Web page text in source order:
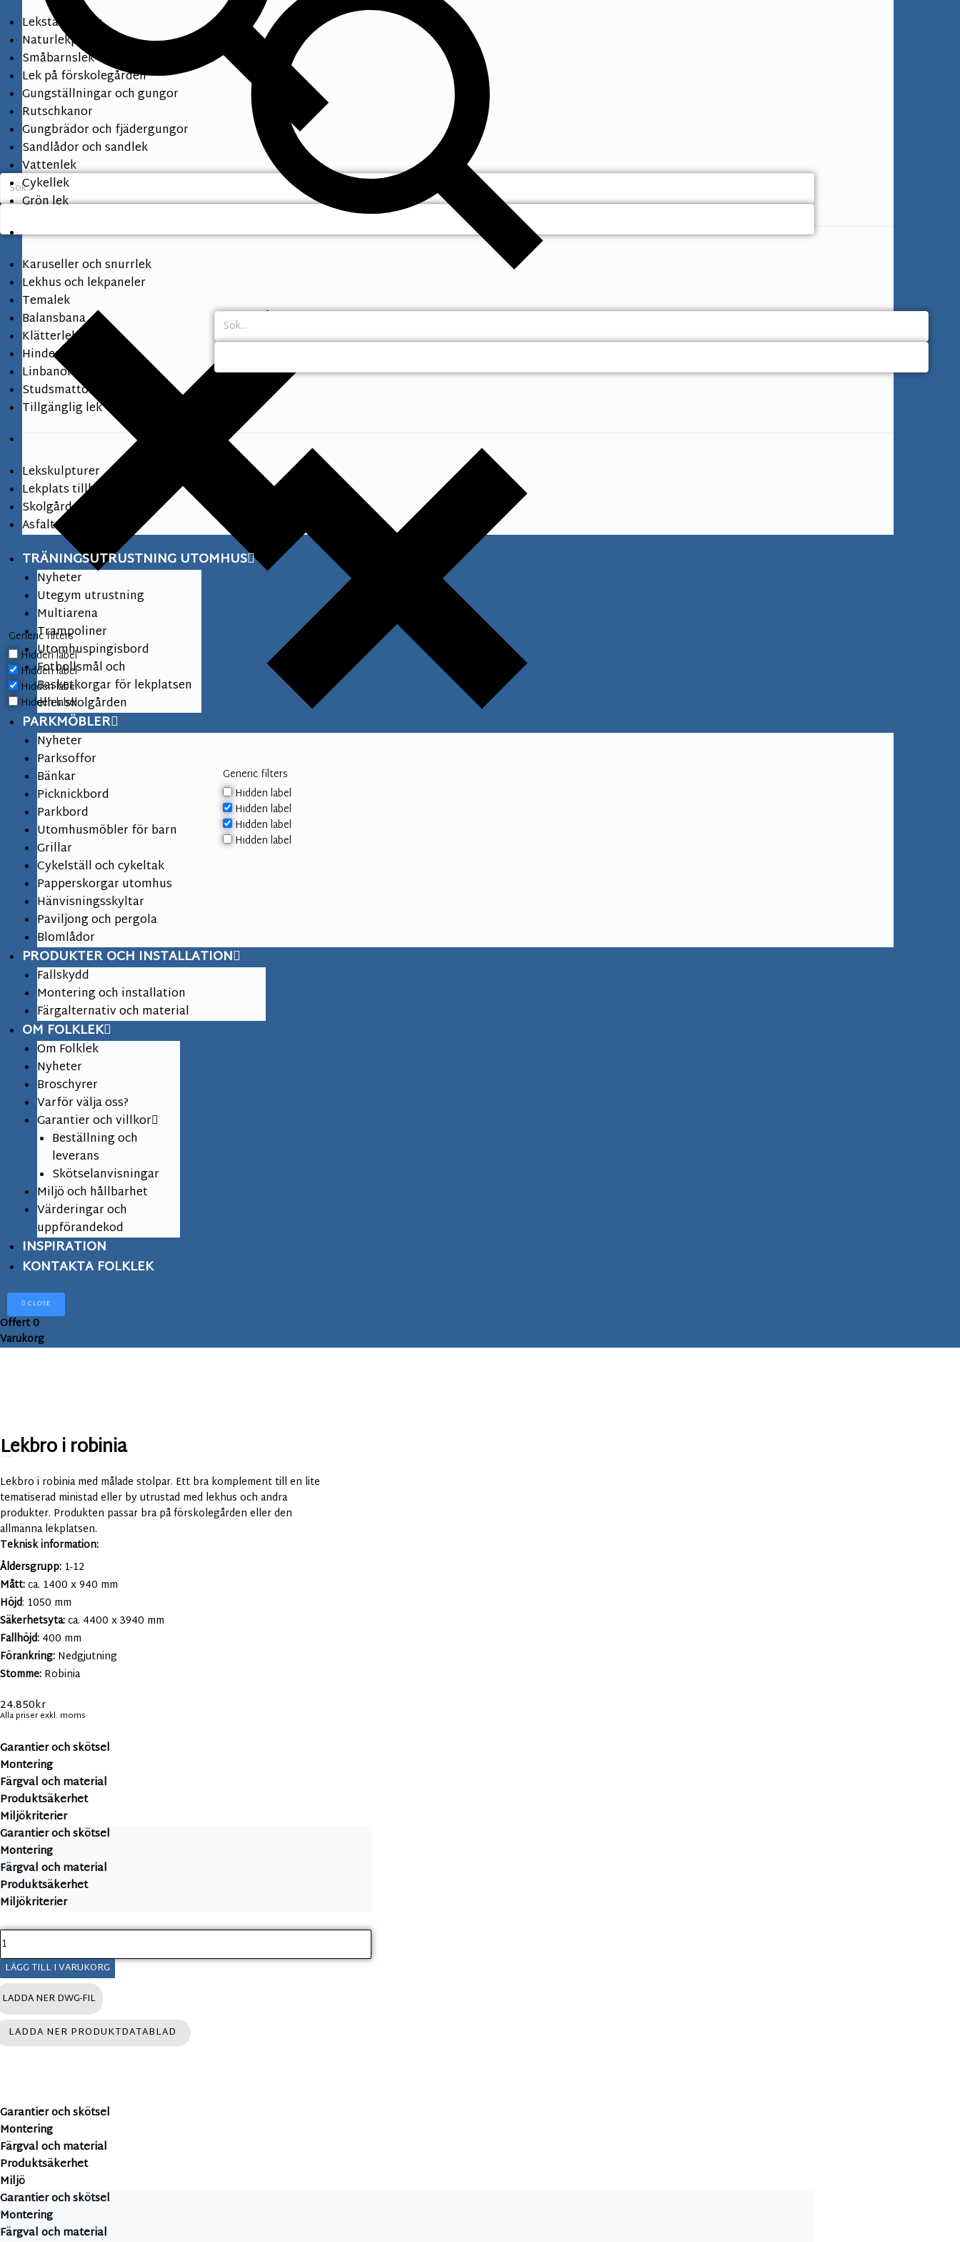
Generic filters
Hidden label
Hidden label
Hidden label
Hidden label
Generic filters
Hidden label
Hidden label
Hidden label
Hidden label
Lekställningar
Naturlekplats
Småbarnslek
Lek på förskolegården
Gungställningar och gungor
Rutschkanor
Gungbrädor och fjädergungor
Sandlådor och sandlek
Vattenlek
Cykellek
Grön lek
Karuseller och snurrlek
Lekhus och lekpaneler
Temalek
Balansbana
Klätterlek
Hinderbana
Linbanor
Studsmattor
Tillgänglig lek
Lekskulpturer
Lekplats tillbehör
Skolgård lekutrustning
Asfaltsmålningar
TRÄNINGSUTRUSTNING UTOMHUS
Nyheter
Utegym utrustning
Multiarena
Trampoliner
Utomhuspingisbord
Fotbollsmål och
Basketkorgar för lekplatsen
eller skolgården
PARKMÖBLER
Nyheter
Parksoffor
Bänkar
Picknickbord
Parkbord
Utomhusmöbler för barn
Grillar
Cykelställ och cykeltak
Papperskorgar utomhus
Hänvisningsskyltar
Paviljong och pergola
Blomlådor
PRODUKTER OCH INSTALLATION
Fallskydd
Montering och installation
Färgalternativ och material
OM FOLKLEK
Om Folklek
Nyheter
Broschyrer
Varför välja oss?
Garantier och villkor
Beställning och
leverans
Skötselanvisningar
Miljö och hållbarhet
Värderingar och
uppförandekod
INSPIRATION
KONTAKTA FOLKLEK
CLOSE
Offert0
Varukorg
Lekbro i robinia
Lekbro i robinia med målade stolpar. Ett bra komplement till en lite
tematiserad ministad eller by utrustad med lekhus och andra
produkter. Produkten passar bra på förskolegården eller den
allmänna lekplatsen.
Teknisk information:
Åldersgrupp: 1-12
Mått:ca. 1400 x 940 mm
Höjd: 1050 mm
Säkerhetsyta:ca. 4400 x 3940 mm
Fallhöjd: 400 mm
Förankring: Nedgjutning
Stomme: Robinia
24.850kr
Alla priser exkl. moms
Garantier och skötsel
Montering
Färgval och material
Produktsäkerhet
Miljökriterier
Garantier och skötsel
Montering
Färgval och material
Produktsäkerhet
Miljökriterier
L
e
b
r
o
r
n
i
a
m
ä
n
g
d
LÄGG TILL I VARUKORG
LADDA NER DWG-FIL
LADDA NER PRODUKTDATABLAD
Garantier och skötsel
Montering
Färgval och material
Produktsäkerhet
Miljö
Garantier och skötsel
Montering
Färgval och material